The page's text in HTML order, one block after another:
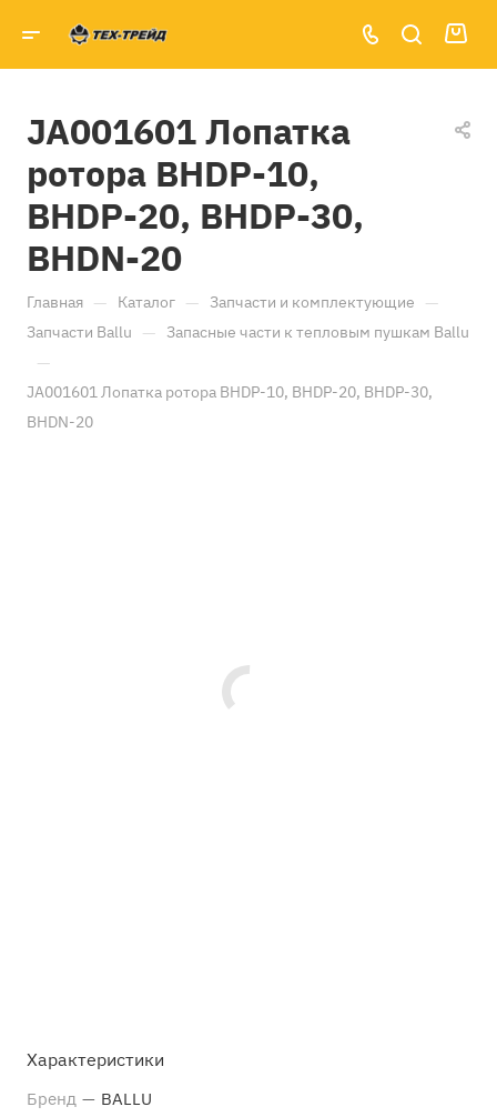
JA001601 Лопатка
ротора BHDP-10,
BHDP-20, BHDP-30,
BHDN-20
Главная — Каталог — Запчасти и комплектующие —
Запчасти Ballu — Запасные части к тепловым пушкам Ballu
—
JA001601 Лопатка ротора BHDP-10, BHDP-20, BHDP-30,
BHDN-20
Характеристики
Бренд — BALLU